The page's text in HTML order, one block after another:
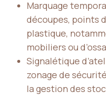
Marquage
découpes, points
plastique,
mobiliers ou
Signalétique
zonage de
la gestion des